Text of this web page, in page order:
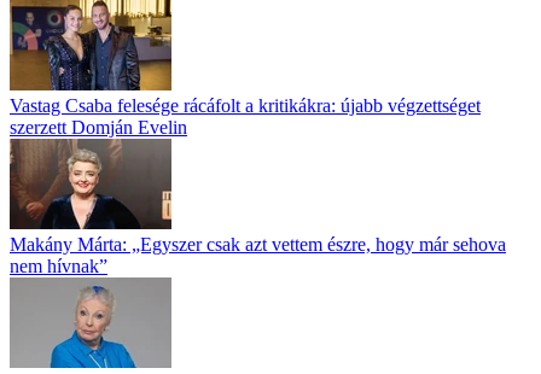
Vastag Csaba felesége rácáfolt a kritikákra: újabb végzettséget
szerzett Domján Evelin
Makány Márta: „Egyszer csak azt vettem észre, hogy már sehova
nem hívnak”